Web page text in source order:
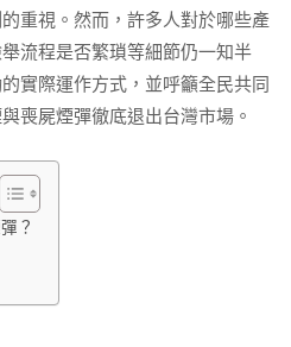
重視。然而，許多人對於哪些產
流程是否繁瑣等細節仍一知半
實際運作方式，並呼籲全民共同
喪屍煙彈徹底退出台灣市場。
？